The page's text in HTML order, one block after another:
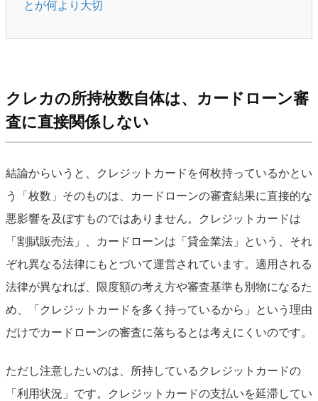
とが何より大切
クレカの所持枚数自体は、カードローン審
査に直接関係しない
結論からいうと、クレジットカードを何枚持っているかとい
う「枚数」そのものは、カードローンの審査結果に直接的な
悪影響を及ぼすものではありません。クレジットカードは
「割賦販売法」、カードローンは「貸金業法」という、それ
ぞれ異なる法律にもとづいて運営されています。適用される
法律が異なれば、限度額の考え方や審査基準も別物になるた
め、「クレジットカードを多く持っているから」という理由
だけでカードローンの審査に落ちるとは考えにくいのです。
ただし注意したいのは、所持しているクレジットカードの
「利用状況」です。クレジットカードの支払いを延滞してい